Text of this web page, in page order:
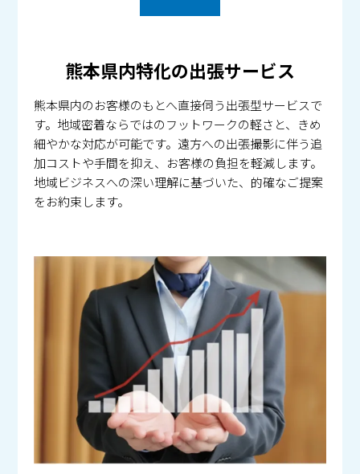
熊本県内特化の出張サービス
熊本県内のお客様のもとへ直接伺う出張型サービスで
す。地域密着ならではのフットワークの軽さと、きめ
細やかな対応が可能です。遠方への出張撮影に伴う追
加コストや手間を抑え、お客様の負担を軽減します。
地域ビジネスへの深い理解に基づいた、的確なご提案
をお約束します。